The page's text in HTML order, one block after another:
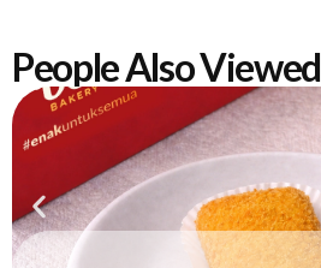
People Also Viewed